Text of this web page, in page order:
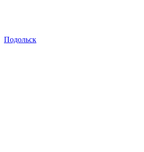
Подольск